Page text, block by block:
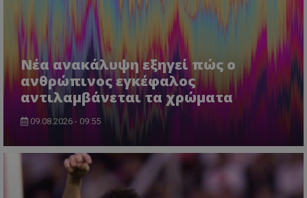
Νέα ανακάλυψη εξηγεί πώς ο
ανθρώπινος εγκέφαλος
αντιλαμβάνεται τα χρώματα
09.08.2026 - 09:55